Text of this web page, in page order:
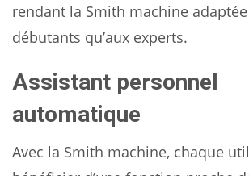
rendant la Smith machine
débutants qu’aux experts.
Assistant personnel
automatique
Avec la Smith machine, chaque